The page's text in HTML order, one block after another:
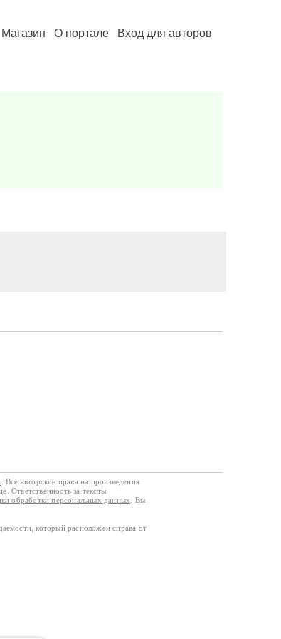
Магазин О портале Вход для авторов
. Все авторские права на произведения
Ответственность за тексты
обработки персональных данных
. Вы
который расположен справа от